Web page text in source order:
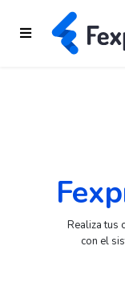
Realiza tus
con el